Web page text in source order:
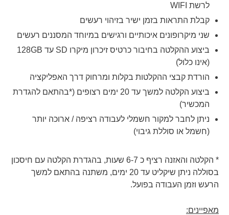
לרשת WIFI
קבלת התראות בזמן ישיר בזיהוי רעשים
שני מיקרופונים איכותיים ורגישים במיוחד המסננים רעשים
ביצוע ההקלטה בחיבור כרטיס זיכרון מיקרו SD עד 128GB
(אינו כלול)
הורדת קבצי ההקלטות בקלות ומרחוק דרך האפליקציה
ביצוע הקלטה למשך עד 20 ימים רצופים (*בהתאם להגדרת
המכשיר)
ניתן לחבר למקור חשמלי לעבודה רציפה / ארוכה יותר
(חשמל או סוללת גיבוי)
* הקלטה והאזנה רציף כ 6-7 שעות, בהגדרת הקלטה עם חיסכון
בסוללה ניתן שיקליט עד 20 ימים, משתנה בהתאם למשך
הרעש וזמן העבודה בפועל.
מאפיינים: